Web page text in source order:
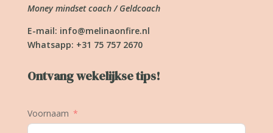
Money mindset coach / Geldcoach
E-mail: info@melinaonfire.nl
Whatsapp: +31 75 757 2670
Ontvang wekelijkse tips!
Voornaam